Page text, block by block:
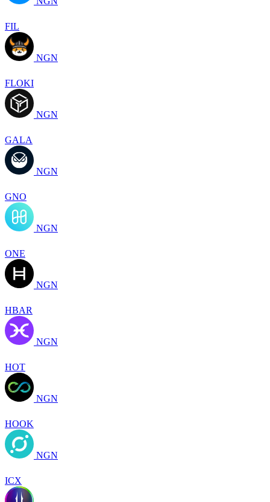
FIL
NGN
FLOKI
NGN
GALA
NGN
GNO
NGN
ONE
NGN
HBAR
NGN
HOT
NGN
HOOK
NGN
ICX